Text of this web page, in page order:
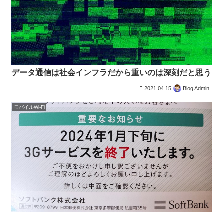
データ通信は社会インフラだから重いのは深刻だと思う
2021.04.15 Blog Admin
モバイルWi-Fi